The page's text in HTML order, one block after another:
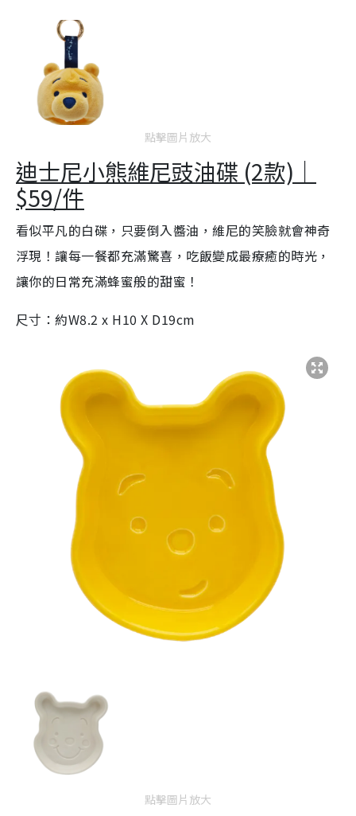
點擊圖片放大
迪士尼小熊維尼豉油碟 (2款)｜
$59/件
看似平凡的白碟，只要倒入醬油，維尼的笑臉就會神奇
浮現！讓每一餐都充滿驚喜，吃飯變成最療癒的時光，
讓你的日常充滿蜂蜜般的甜蜜！
尺寸：約W8.2 x H10 X D19cm
點擊圖片放大